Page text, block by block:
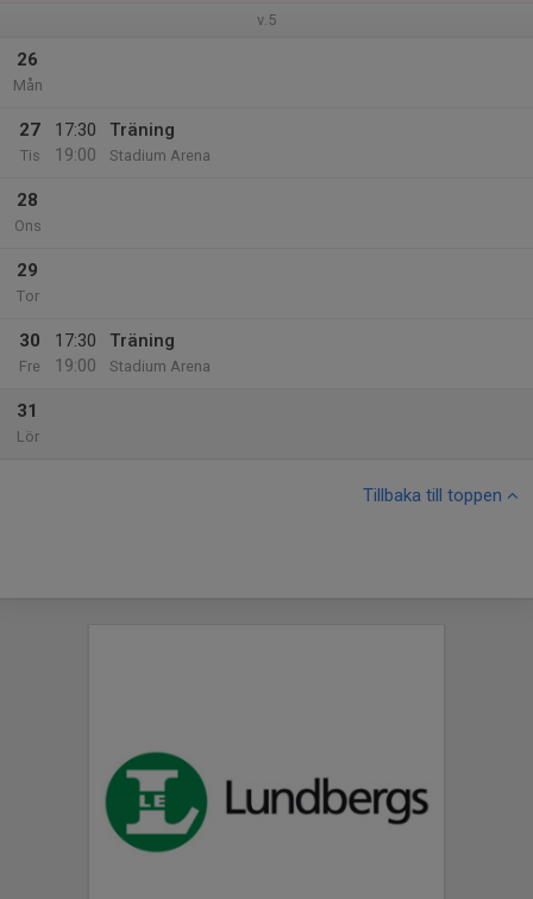
v.5
26
Mån
27
Tis
17:30
19:00
Träning
Stadium Arena
28
Ons
29
Tor
30
Fre
17:30
19:00
Träning
Stadium Arena
31
Lör
Tillbaka till toppen